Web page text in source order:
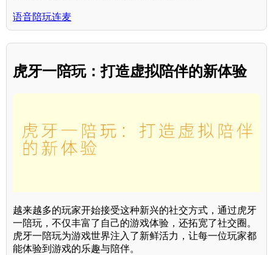
语音陪玩连麦
虎牙一陪玩：打造虚拟陪伴的新体验
越来越多的玩家开始接受这种新兴的社交方式，通过虎牙
一陪玩，不仅丰富了自己的游戏体验，还拓宽了社交圈。
虎牙一陪玩为游戏世界注入了新鲜活力，让每一位玩家都
能体验到游戏的乐趣与陪伴。